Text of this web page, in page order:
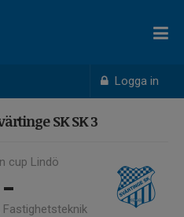
Logga in
SK SK 3
cup Lindö
-
Fastighetsteknik